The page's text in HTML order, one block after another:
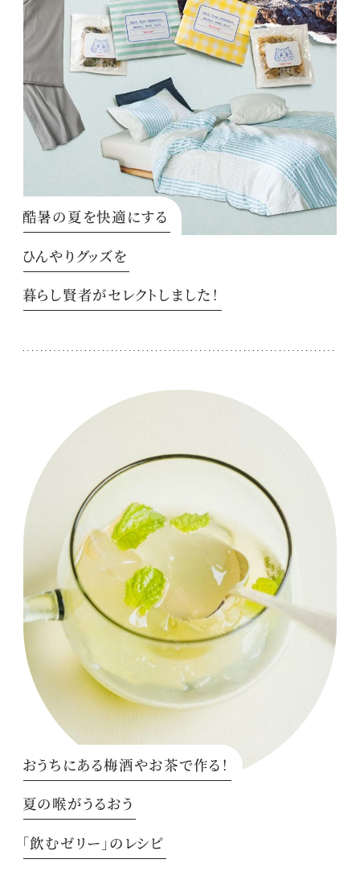
酷暑の夏を快適にする
ひんやりグッズを
暮らし賢者がセレクトしました！
おうちにある梅酒やお茶で作る！
夏の喉がうるおう
「飲むゼリー」のレシピ